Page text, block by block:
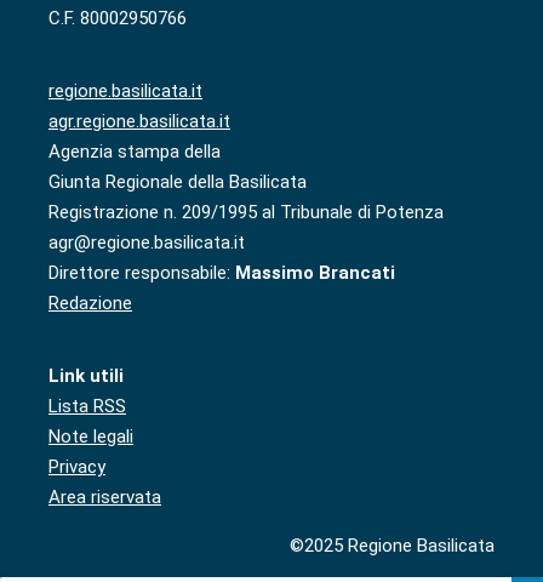
C.F. 80002950766
regione.basilicata.it
agr.regione.basilicata.it
Agenzia stampa della
Giunta Regionale della Basilicata
Registrazione n. 209/1995 al Tribunale di Potenza
agr@regione.basilicata.it
Direttore responsabile: Massimo Brancati
Redazione
Link utili
Lista RSS
Note legali
Privacy
Area riservata
©2025 Regione Basilicata